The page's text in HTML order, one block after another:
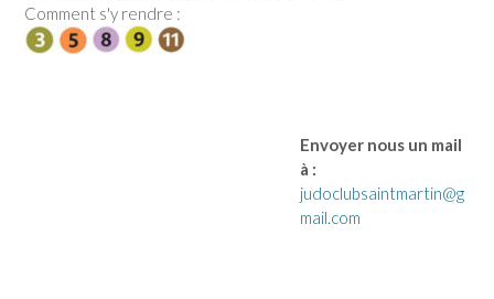
Comment s'y rendre :
Envoyer nous un mail
à :
judoclubsaintmartin@g
mail.com